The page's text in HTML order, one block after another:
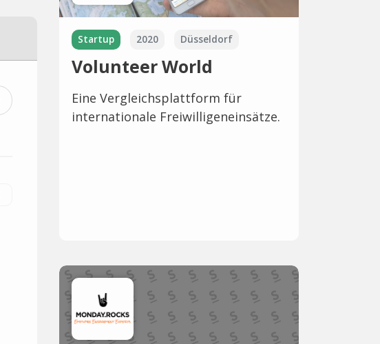
Startup 2020 Düsseldorf
Volunteer World
Eine Vergleichsplattform für
internationale Freiwilligeneinsätze.